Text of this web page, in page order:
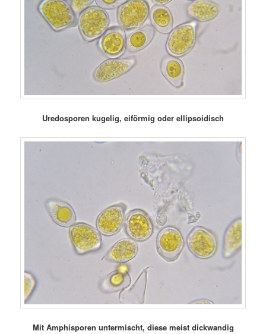
Uredosporen kugelig, eiförmig oder ellipsoidisch
Mit Amphisporen untermischt, diese meist dickwandig